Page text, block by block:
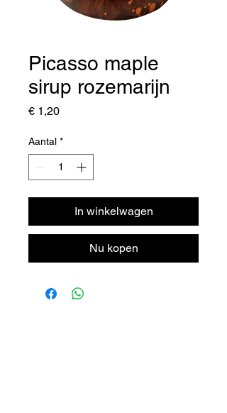
Picasso maple
sirup rozemarijn
€ 1,20Prijs
Aantal *
In winkelwagen
Nu kopen